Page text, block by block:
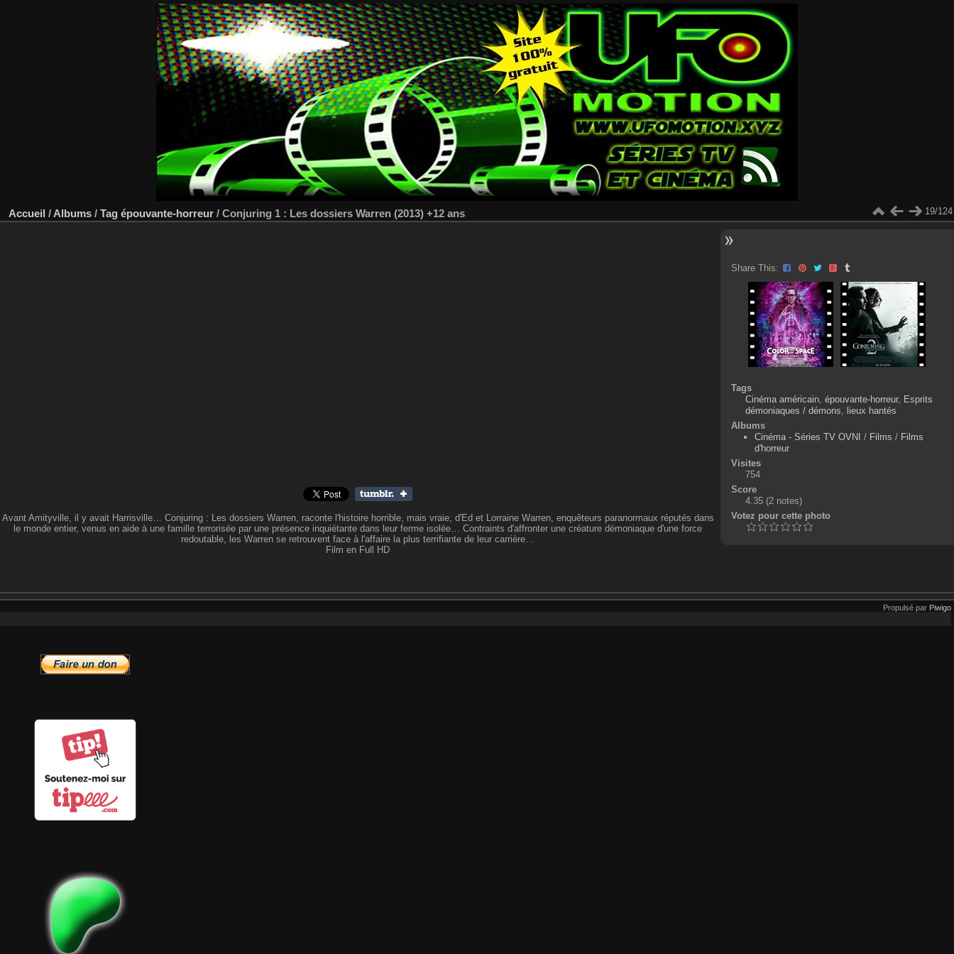
Accueil / Albums / Tag épouvante-horreur / Conjuring 1 : Les dossiers Warren (2013) +12 ans 19/124
Avant Amityville, il y avait Harrisville… Conjuring : Les dossiers Warren, raconte l'histoire horrible, mais vraie, d'Ed et Lorraine Warren, enquêteurs paranormaux réputés dans
le monde entier, venus en aide à une famille terrorisée par une présence inquiétante dans leur ferme isolée… Contraints d'affronter une créature démoniaque d'une force
redoutable, les Warren se retrouvent face à l'affaire la plus terrifiante de leur carrière…
Film en Full HD
Share This:
Tags
Cinéma américain, épouvante-horreur, Esprits
démoniaques / démons, lieux hantés
Albums
Cinéma - Séries TV OVNI / Films / Films
d'horreur
Visites
754
Score
4.35 (2 notes)
Votez pour cette photo
Propulsé par Piwigo